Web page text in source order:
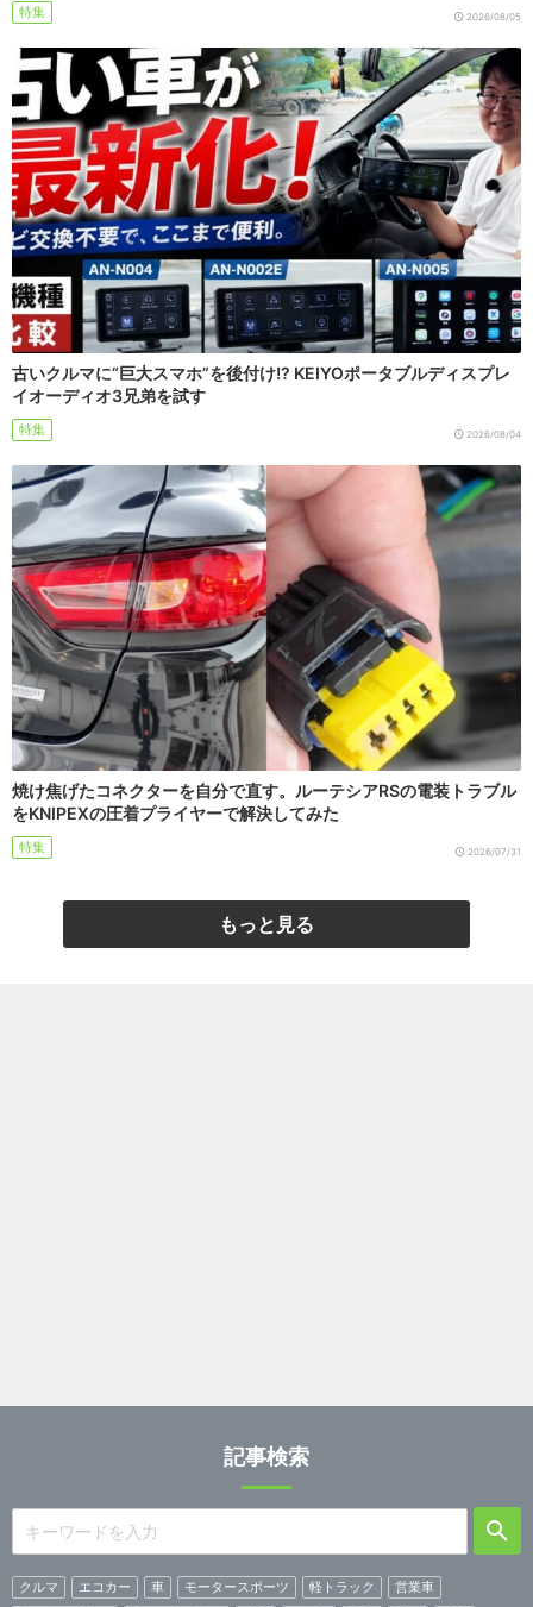
特集 2026/08/05
古いクルマに“巨大スマホ”を後付け!? KEIYOポータブルディスプレ
イオーディオ3兄弟を試す
特集 2026/08/04
焼け焦げたコネクターを自分で直す。ルーテシアRSの電装トラブル
をKNIPEXの圧着プライヤーで解決してみた
特集 2026/07/31
もっと見る
記事検索
クルマ エコカー 車 モータースポーツ 軽トラック
営業車